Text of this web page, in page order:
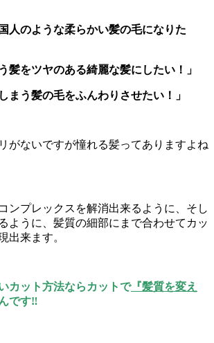
人のような柔らかい髪の毛になりた
髪をツヤのある綺麗な髪にしたい！」
まう髪の毛をふんわりさせたい！」
がないですが憧れる髪ってありますよね
ンプレックスを解消出来るように、そし
ように、髪質の細部にまで合わせてカッ
出来ます。
カット方法ならカットで『髪質を変え
です‼